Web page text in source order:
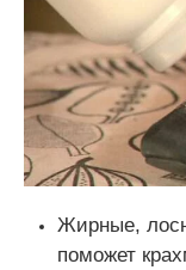
Жирные,
поможет